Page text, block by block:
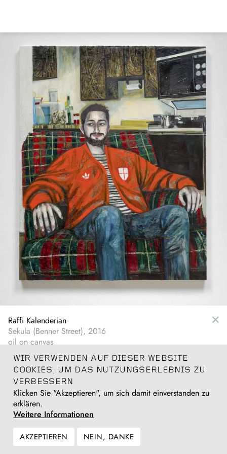
Raffi Kalenderian
Sekula (Benner Street), 2016
oil on canvas
152 x 123 cm
5 x 4 ft
Anfragen
WIR VERWENDEN AUF DIESER WEBSITE
COOKIES, UM DAS NUTZUNGSERLEBNIS ZU
VERBESSERN
Klicken Sie "Akzeptieren", um sich damit einverstanden zu
erklären.
Weitere Informationen
AKZEPTIEREN NEIN, DANKE